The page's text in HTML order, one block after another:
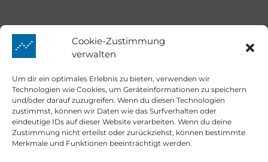
Cookie-Zustimmung
verwalten
Um dir ein optimales Erlebnis zu bieten, verwenden wir
Technologien wie Cookies, um Geräteinformationen zu speichern
und/oder darauf zuzugreifen. Wenn du diesen Technologien
zustimmst, können wir Daten wie das Surfverhalten oder
eindeutige IDs auf dieser Website verarbeiten. Wenn du deine
Zustimmung nicht erteilst oder zurückziehst, können bestimmte
Merkmale und Funktionen beeinträchtigt werden.
Prime Quants
Market Mover